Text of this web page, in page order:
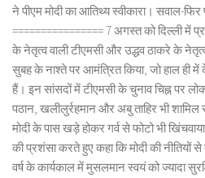
ने पीएम मोदी का आतिथ्य स्वीकारा। सवाल-फिर
================ 7 अगस्त को दिल्ली में
के नेतृत्व वाली टीएमसी और उद्धव ठाकरे के
सुबह के नाश्ते पर आमंत्रित किया, जो हाल ही
हैं। इन सांसदों में टीएमसी के चुनाव चिह्न पर
पठान, खलीलुर्रहमान और अबु ताहिर भी
मोदी के पास खड़े होकर गर्व से फोटो भी
की प्रशंसा करते हुए कहा कि मोदी की नीतियों
वर्ष के कार्यकाल में मुसलमान स्वयं को ज्यादा